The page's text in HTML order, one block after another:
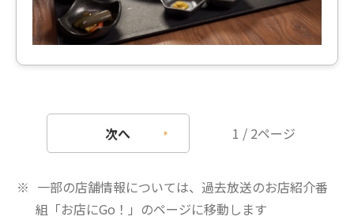
1 / 2ページ
次へ
一部の店舗情報については、過去放送のお店紹介番
組「お店にGo！」のページに移動します